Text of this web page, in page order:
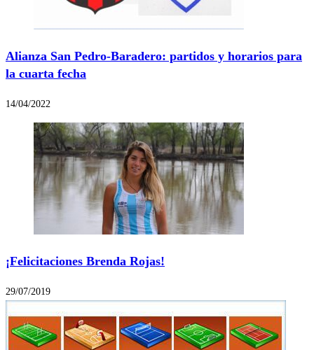
Alianza San Pedro-Baradero: partidos y horarios para
la cuarta fecha
14/04/2022
¡Felicitaciones Brenda Rojas!
29/07/2019